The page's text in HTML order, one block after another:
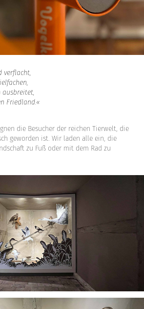
verflacht,
Friedland.«
die Besucher der reichen Tierwelt, die
geworden ist. Wir laden alle ein, die
zu Fuß oder mit dem Rad zu